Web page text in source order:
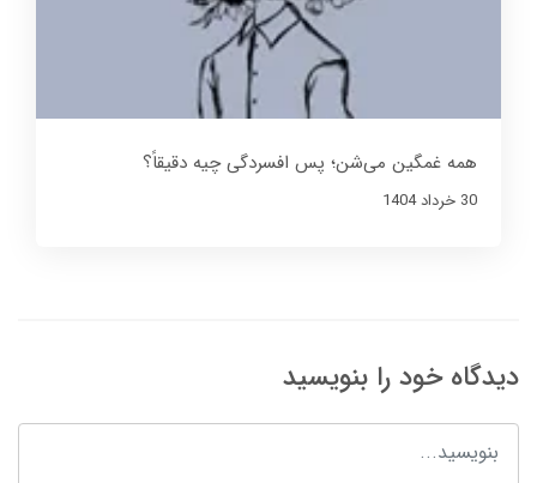
همه غمگین می‌شن؛ پس افسردگی چیه دقیقاً؟
30 خرداد 1404
دیدگاه خود را بنویسید